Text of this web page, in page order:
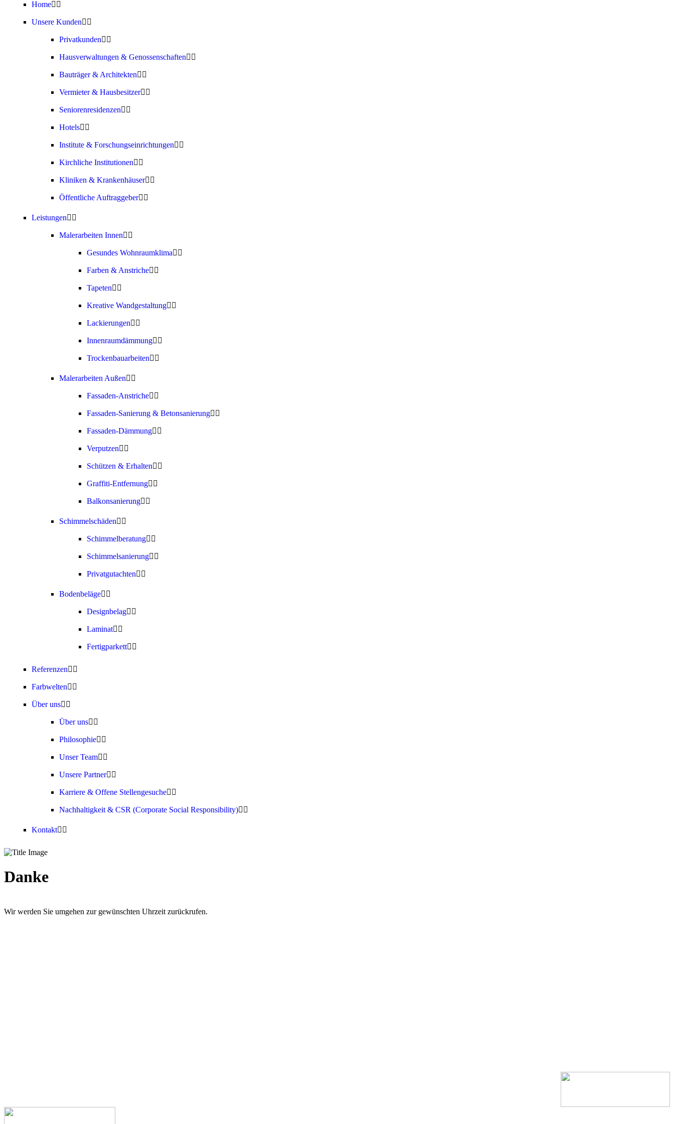
Home
Unsere Kunden
Privatkunden
Hausverwaltungen & Genossenschaften
Bauträger & Architekten
Vermieter & Hausbesitzer
Seniorenresidenzen
Hotels
Institute & Forschungseinrichtungen
Kirchliche Institutionen
Kliniken & Krankenhäuser
Öffentliche Auftraggeber
Leistungen
Malerarbeiten Innen
Gesundes Wohnraumklima
Farben & Anstriche
Tapeten
Kreative Wandgestaltung
Lackierungen
Innenraumdämmung
Trockenbauarbeiten
Malerarbeiten Außen
Fassaden-Anstriche
Fassaden-Sanierung & Betonsanierung
Fassaden-Dämmung
Verputzen
Schützen & Erhalten
Graffiti-Entfernung
Balkonsanierung
Schimmelschäden
Schimmelberatung
Schimmelsanierung
Privatgutachten
Bodenbeläge
Designbelag
Laminat
Fertigparkett
Referenzen
Farbwelten
Über uns
Über uns
Philosophie
Unser Team
Unsere Partner
Karriere & Offene Stellengesuche
Nachhaltigkeit & CSR (Corporate Social Responsibility)
Kontakt
Danke
Wir werden Sie umgehen zur gewünschten Uhrzeit zurückrufen.